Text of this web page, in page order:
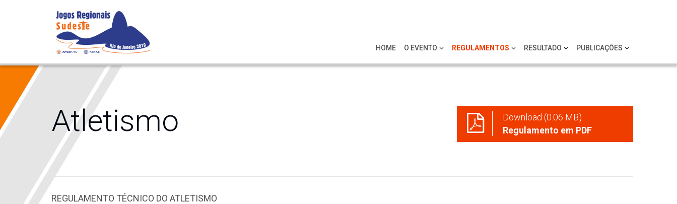
HOME O EVENTO REGULAMENTOS RESULTADO PUBLICAÇÕES
Atletismo
Download (0.06 MB)
Regulamento em PDF
REGULAMENTO TÉCNICO DO ATLETISMO